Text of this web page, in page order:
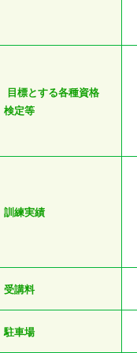
目標とする各種資格
検定等
訓練実績
受講料
駐車場